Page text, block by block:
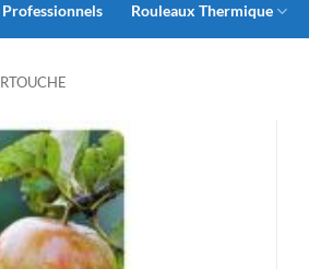
Professionnels Rouleaux Thermique